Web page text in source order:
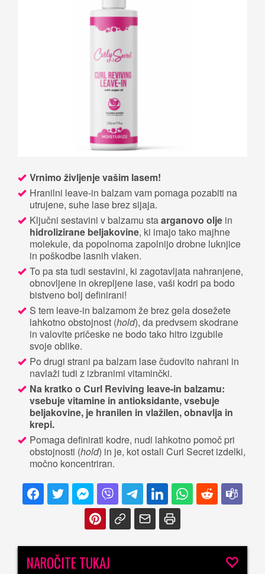
Vrnimo življenje vašim lasem!
Hranilni leave-in balzam vam pomaga pozabiti na
utrujene, suhe lase brez sijaja.
Ključni sestavini v balzamu staarganovo olje in
hidrolizirane beljakovine, ki imajo tako majhne
molekule, da popolnoma zapolnijo drobne luknjice
in poškodbe lasnih vlaken.
To pa sta tudi sestavini, ki zagotavljata nahranjene,
obnovljene in okrepljene lase, vaši kodri pa bodo
bistveno bolj definirani!
S tem leave-in balzamom že brez gela dosežete
lahkotno obstojnost (hold), da predvsem skodrane
in valovite pričeske ne bodo tako hitro izgubile
svoje oblike.
Po drugi strani pa balzam lase čudovito nahrani in
navlaži tudi z izbranimi vitaminčki.
Na kratko o Curl Reviving leave-in balzamu:
vsebuje vitamine in antioksidante, vsebuje
beljakovine, je hranilen in vlažilen, obnavlja in
krepi.
Pomaga definirati kodre, nudi lahkotno pomoč pri
obstojnosti (hold) in je, kot ostali Curl Secret izdelki,
močno koncentriran.
NAROČITE TUKAJ